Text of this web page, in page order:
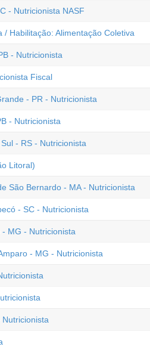
- Nutricionista NASF
/ Habilitação: Alimentação Coletiva
- Nutricionista
Fiscal
- PR - Nutricionista
- Nutricionista
- RS - Nutricionista
Litoral)
São Bernardo - MA - Nutricionista
- SC - Nutricionista
MG - Nutricionista
- MG - Nutricionista